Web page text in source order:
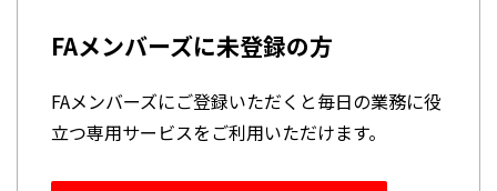
FAメンバーズに未登録の方
FAメンバーズにご登録いただくと毎日の業務に役
立つ専用サービスをご利用いただけます。